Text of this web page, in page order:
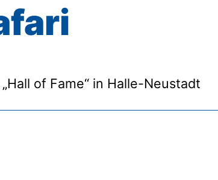
of Fame“ in Halle-Neustadt